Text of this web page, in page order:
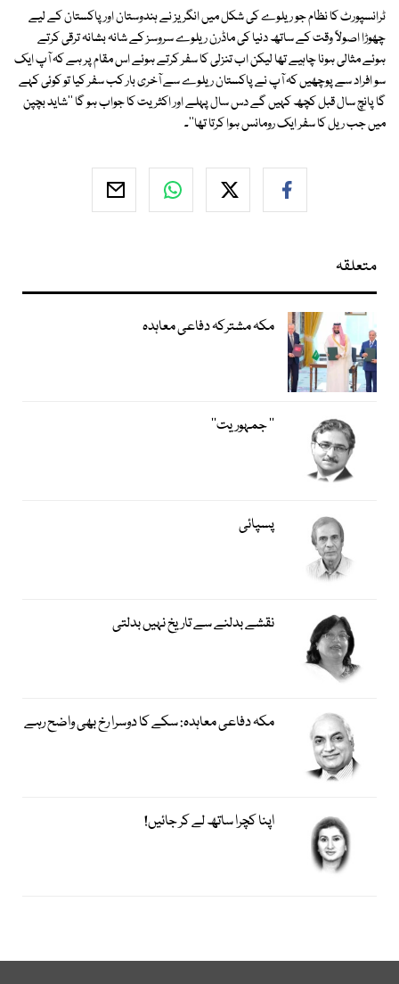
ٹرانسپورٹ کا نظام جو ریلوے کی شکل میں انگریز نے ہندوستان اور پاکستان کے لیے
چھوڑا اصولاً وقت کے ساتھ دنیا کی ماڈرن ریلوے سروسز کے شانہ بشانہ ترقی کرتے
ہوئے مثالی ہونا چاہیے تھا لیکن اب تنزلی کا سفر کرتے ہوئے اس مقام پر ہے کہ آپ ایک
سو افراد سے پوچھیں کہ آپ نے پاکستان ریلوے سے آخری بار کب سفر کیا تو کوئی کہے
گا پانچ سال قبل کچھ کہیں گے دس سال پہلے اور اکثریت کا جواب ہو گا ''شاید بچپن
میں جب ریل کا سفر ایک رومانس ہوا کرتا تھا''۔
متعلقہ
مکہ مشترکہ دفاعی معاہدہ
’’ جمہوریت‘‘
پسپائی
نقشے بدلنے سے تاریخ نہیں بدلتی
مکہ دفاعی معاہدہ: سکے کا دوسرا رخ بھی واضح رہے
اپنا کچرا ساتھ لے کر جائیں!